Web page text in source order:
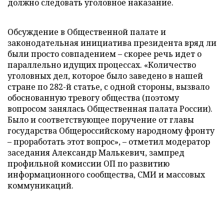
должно следовать уголовное наказание.
Обсуждение в Общественной палате и
законодательная инициатива президента вряд ли
были просто совпадением – скорее речь идет о
параллельно идущих процессах. «Количество
уголовных дел, которое было заведено в нашей
стране по 282-й статье, с одной стороны, вызвало
обоснованную тревогу общества (поэтому
вопросом занялась Общественная палата России).
Было и соответствующее поручение от главы
государства Общероссийскому народному фронту
– проработать этот вопрос», – отметил модератор
заседания Александр Малькевич, зампред
профильной комиссии ОП по развитию
информационного сообщества, СМИ и массовых
коммуникаций.